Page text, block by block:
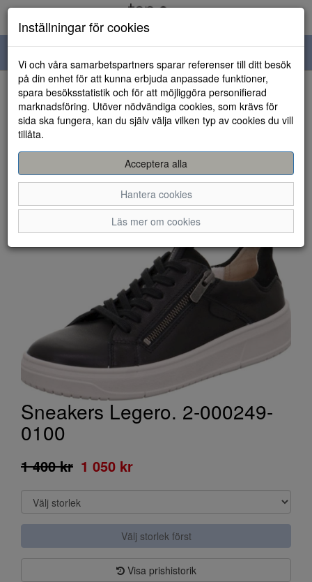
navigation
HEM
Sneakers Legero. 2-000249-
0100
1 400 kr 1 050 kr
Välj storlek först
Visa prishistorik
Inställningar för cookies
Vi och våra samarbetspartners sparar referenser till ditt besök
på din enhet för att kunna erbjuda anpassade funktioner,
spara besöksstatistik och för att möjliggöra personifierad
marknadsföring. Utöver nödvändiga cookies, som krävs för
sida ska fungera, kan du själv välja vilken typ av cookies du vill
tillåta.
Acceptera alla
Hantera cookies
Läs mer om cookies